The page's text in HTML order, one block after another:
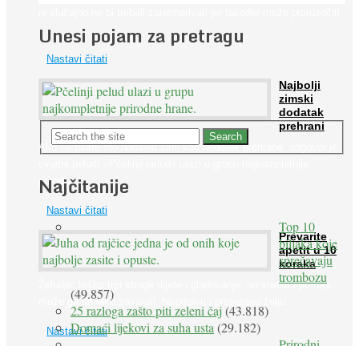
...
Nastavi čitati
Najbolji
zimski
dodatak
prehrani
Ako se pitate što nabaviti zimi kao dodatak prehrane, odgovor je:
prirodne ...
Nastavi čitati
Prevarite
apetit u 10
koraka
Želudac teško trpi stroge dijete i gladovanje, no srećom po nas
može ga se lako zavarati. Nezdravu i pretjeranu želju ...
Nastavi čitati
Unesi pojam za pretragu
Najčitanije
Top 10
biljaka koje
sprečavaju
trombozu
(49.857)
25 razloga zašto piti zeleni čaj(43.818)
Domaći lijekovi za suha usta (29.182)